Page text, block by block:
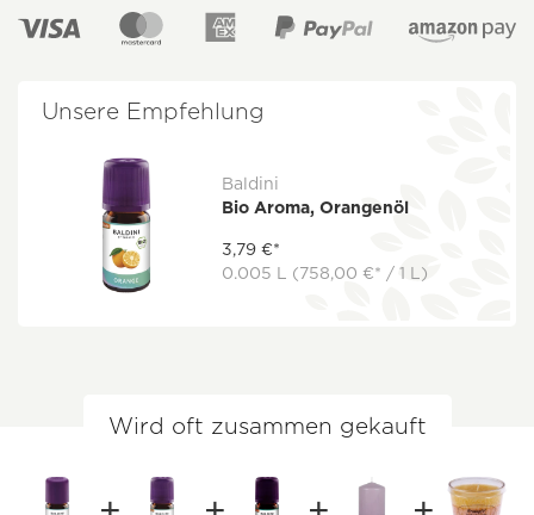
Unsere Empfehlung
Baldini
Bio Aroma, Orangenöl
3,79 €*
0.005 L (758,00 €* / 1 L)
Wird oft zusammen gekauft